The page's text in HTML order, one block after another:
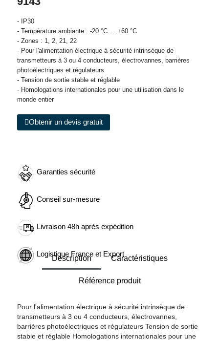
- IP30
- Température ambiante : -20 °C ... +60 °C
- Zones : 1, 2, 21, 22
- Pour l'alimentation électrique à sécurité intrinsèque de
transmetteurs à 3 ou 4 conducteurs, électrovannes, barrières
photoélectriques et régulateurs
- Tension de sortie stable et réglable
- Homologations internationales pour une utilisation dans le
monde entier
Obtenir un devis gratuit
Garanties sécurité
Conseil sur-mesure
Livraison 48h après expédition
Logistique France et Export
Description Caractéristiques
Référence produit
Pour l'alimentation électrique à sécurité intrinsèque de
transmetteurs à 3 ou 4 conducteurs, électrovannes,
barrières photoélectriques et régulateurs Tension de sortie
stable et réglable Homologations internationales pour une